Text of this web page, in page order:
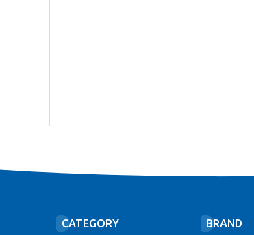
CATEGORY BRAND